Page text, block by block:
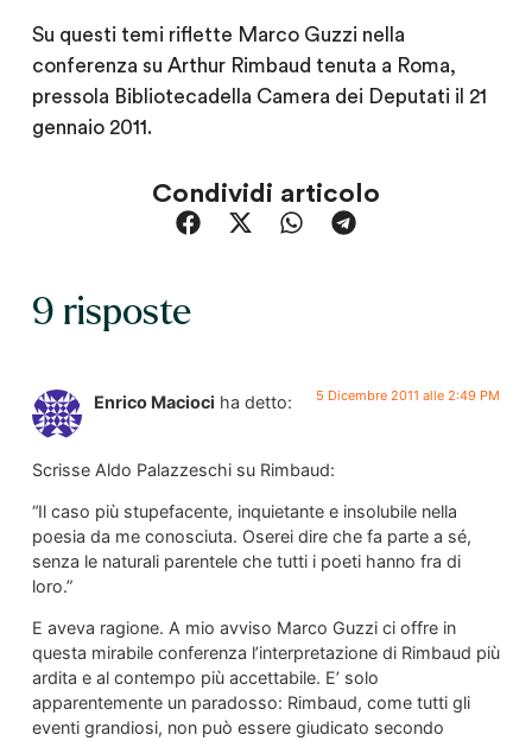
Su questi temi riflette Marco Guzzi nella
conferenza su Arthur Rimbaud tenuta a Roma,
pressola Bibliotecadella Camera dei Deputati il 21
gennaio 2011.
Condividi articolo
9 risposte
Enrico Macioci ha detto: 5 Dicembre 2011 alle 2:49 PM
Scrisse Aldo Palazzeschi su Rimbaud:
“Il caso più stupefacente, inquietante e insolubile nella
poesia da me conosciuta. Oserei dire che fa parte a sé,
senza le naturali parentele che tutti i poeti hanno fra di
loro.”
E aveva ragione. A mio avviso Marco Guzzi ci offre in
questa mirabile conferenza l’interpretazione di Rimbaud più
ardita e al contempo più accettabile. E’ solo
apparentemente un paradosso: Rimbaud, come tutti gli
eventi grandiosi, non può essere giudicato secondo